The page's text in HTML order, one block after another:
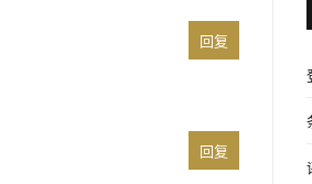
回复
回复